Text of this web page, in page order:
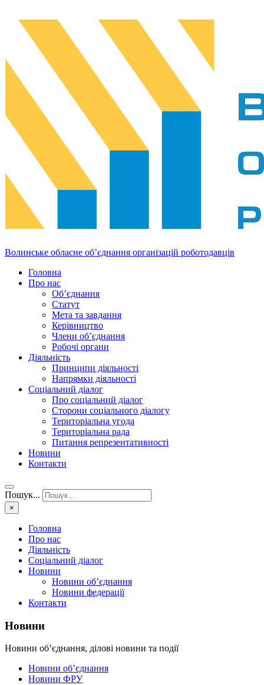
Волинське обласне об’єднання організацій роботодавців
Головна
Про нас
Об’єднання
Статут
Мета та завдання
Керівництво
Члени об’єднання
Робочі органи
Діяльність
Принципи діяльності
Напрямки діяльності
Соціальний діалог
Про соціальний діалог
Сторони соціального діалогу
Територіальна угода
Територіальна рада
Питання репрезентативності
Новини
Контакти
Пошук...
×
Головна
Про нас
Діяльність
Соціальний діалог
Новини
Новини об’єднання
Новини федерації
Контакти
Новини
Новини об’єднання, ділові новини та події
Новини об’єднання
Новини ФРУ